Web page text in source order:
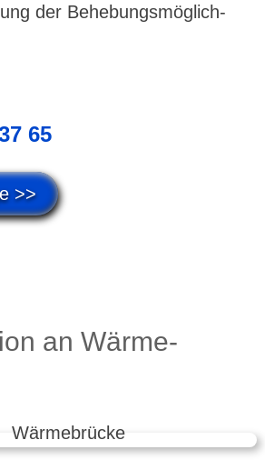
der Behe­bungs­möglich­
65
>>
an Wärme­